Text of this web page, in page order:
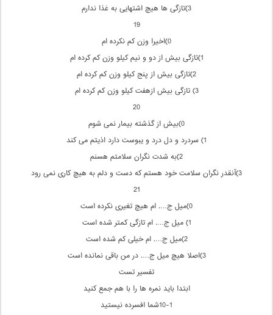
3)تازگی ها هیچ اشتهایی به غذا ندارم
19
0)اخیرا وزن كم نكرده ام
1)تازگی بیش از دو و نیم كیلو وزن كم كرده ام
2)تازگی بیش از پنج كیلو وزن كم كرده ام
3) تازگی بیش ازهفت كیلو وزن كم كرده ام
20
0)بیش از گذشته بیمار نمی شوم
1) سردرد و دل درد و یبوست دارد اذیتم می كند
2)به شدت نگران سلامتم هسنم
3)آنقدر نگران سلامت خود هستم كه دست و دلم به هیچ كاری نمی رود
21
0)میل ج…. ام هیچ تغیری نكرده است
1) میل ج…. ام تازگی كمتر شده است
2)میل ج…. ام خیلی كم شده است
3)اصلا هیچ میل ج…. در من باقی نمانده است
تفسیر تست
ابتدا باید نمره ها را با هم جمع كنید
10-1شما افسرده نیستید